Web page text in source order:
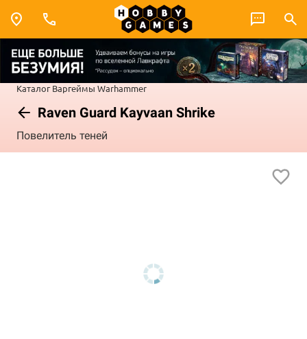
Каталог Варгеймы Warhammer
Raven Guard Kayvaan Shrike
Повелитель теней